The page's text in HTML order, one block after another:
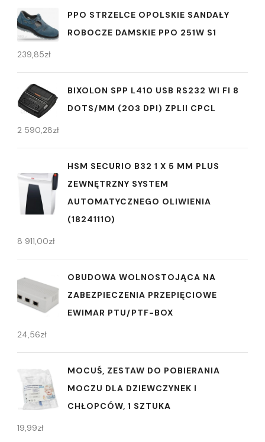
PPO STRZELCE OPOLSKIE SANDAŁY
ROBOCZE DAMSKIE PPO 251W S1
239,85zł
BIXOLON SPP L410 USB RS232 WI FI 8
DOTS/MM (203 DPI) ZPLII CPCL
2 590,28zł
HSM SECURIO B32 1 X 5 MM PLUS
ZEWNĘTRZNY SYSTEM
AUTOMATYCZNEGO OLIWIENIA
(1824111O)
8 911,00zł
OBUDOWA WOLNOSTOJĄCA NA
ZABEZPIECZENIA PRZEPIĘCIOWE
EWIMAR PTU/PTF-BOX
24,56zł
MOCUŚ, ZESTAW DO POBIERANIA
MOCZU DLA DZIEWCZYNEK I
CHŁOPCÓW, 1 SZTUKA
19,99zł